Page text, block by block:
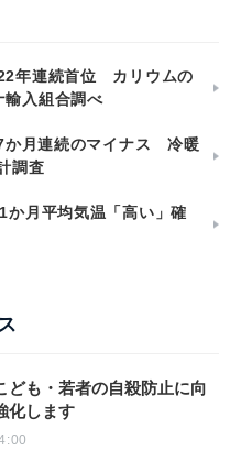
年連続首位 カリウムの
入組合調べ
か月連続のマイナス 冷暖
調査
月平均気温「高い」確
ども・若者の自殺防止に向
化します